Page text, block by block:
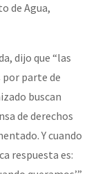
de Agua,
dijo que “las
parte de
buscan
de derechos
Y cuando
respuesta es: